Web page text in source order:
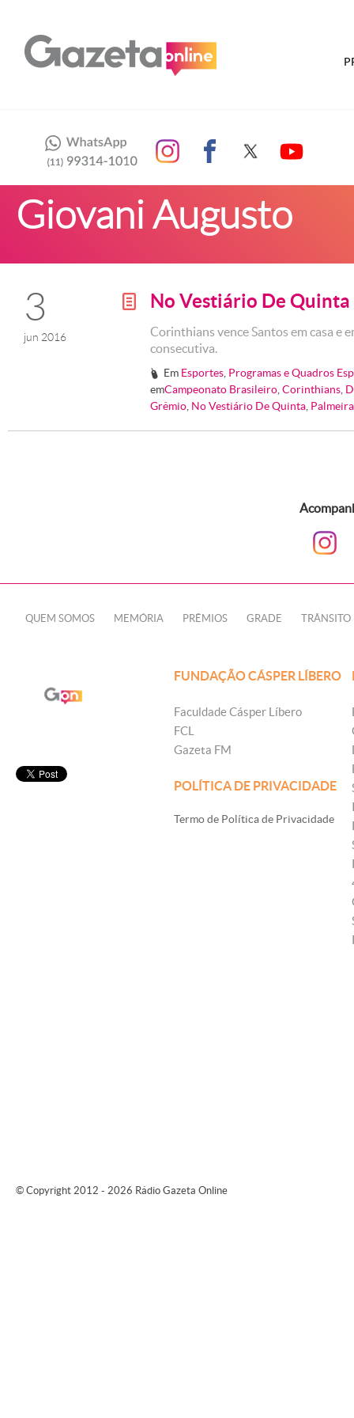
Giovani Augusto
3
jun 2016
g No Vestiário De
Corinthians vence Santos em casa e
consecutiva.
# Em Esportes Programas e Quadros
emCampeonato Brasileiro Corinthians
Grêmio No Vestiário De Quinta
QUEM SOMOS MEMÓRIA PRÊMIOS GRADE TRÂNSITO
FUNDAÇÃO CÁSPER LÍBERO
Faculdade Cásper Líbero
FCL
Gazeta FM
POLÍTICA DE PRIVACIDADE
Termo de Política de Privacidade
© Copyright 2012 - 2026 Rádio Gazeta Online